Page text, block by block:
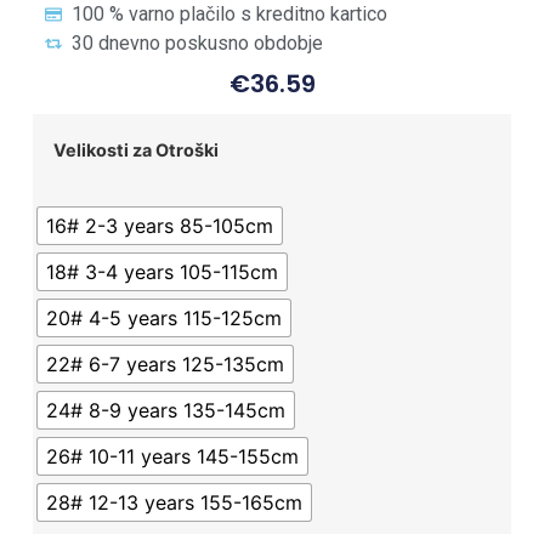
100 % varno plačilo s kreditno kartico
30 dnevno poskusno obdobje
€36.59
Velikosti za Otroški
16# 2-3 years 85-105cm
18# 3-4 years 105-115cm
20# 4-5 years 115-125cm
22# 6-7 years 125-135cm
24# 8-9 years 135-145cm
26# 10-11 years 145-155cm
28# 12-13 years 155-165cm